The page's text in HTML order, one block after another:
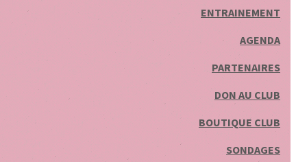
ENTRAINEMENT
AGENDA
PARTENAIRES
DON AU CLUB
BOUTIQUE CLUB
SONDAGES